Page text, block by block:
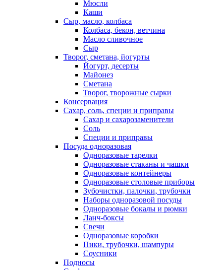
Мюсли
Каши
Сыр, масло, колбаса
Колбаса, бекон, ветчина
Масло сливочное
Сыр
Творог, сметана, йогурты
Йогурт, десерты
Майонез
Сметана
Творог, творожные сырки
Консервация
Сахар, соль, специи и приправы
Сахар и сахарозаменители
Соль
Специи и приправы
Посуда одноразовая
Одноразовые тарелки
Одноразовые стаканы и чашки
Одноразовые контейнеры
Одноразовые столовые приборы
Зубочистки, палочки, трубочки
Наборы одноразовой посуды
Одноразовые бокалы и рюмки
Ланч-боксы
Свечи
Одноразовые коробки
Пики, трубочки, шампуры
Соусники
Подносы